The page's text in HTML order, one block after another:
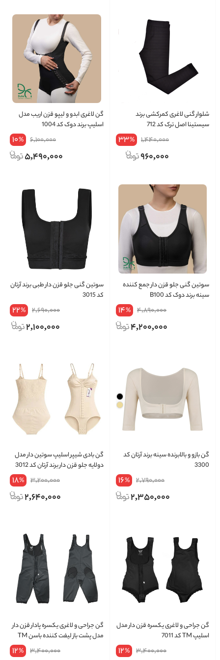
شلوار گنی لاغری کمرکشی برند
سیستینا اصل ترک کد 712
1,440,000
33%
960,000
گن لاغری ابدو و لیپو قزن اریب مدل
اسلیپ برند دوک کد 1004
6,100,000
10%
5,490,000
سوتین گنی جلو قزن دار جمع کننده
سینه برند دوک کد B100
4,890,000
14%
4,200,000
سوتین گنی جلو قزن دار طبی برند آرتان
کد 3015
2,690,000
22%
2,100,000
گن بازو و بالابرنده سینه برند آرتان کد
3300
2,790,000
16%
2,350,000
گن بادی شیپر اسلیپ سوتین دار مدل
دولایه جلو قزن دار برند آرتان کد 3012
3,200,000
18%
2,640,000
گن جراحی و لاغری یکسره قزن دار مدل
اسلیپ TM کد 7011
3,400,000
12%
گن جراحی و لاغری یکسره پادار قزن دار
مدل پشت باز لیفت کننده باسن TM
3,400,000
12%